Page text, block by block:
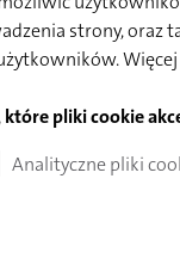
strony,
pliki cookie
Analityczne pliki